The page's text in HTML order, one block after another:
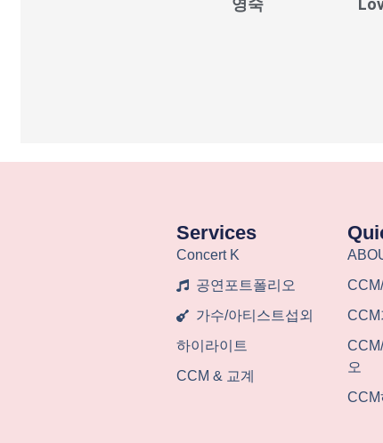
영숙
Services
Concert K
공연포트폴리오
가수/아티스트섭외
하이라이트
CCM & 교계
CCM
오
CCM